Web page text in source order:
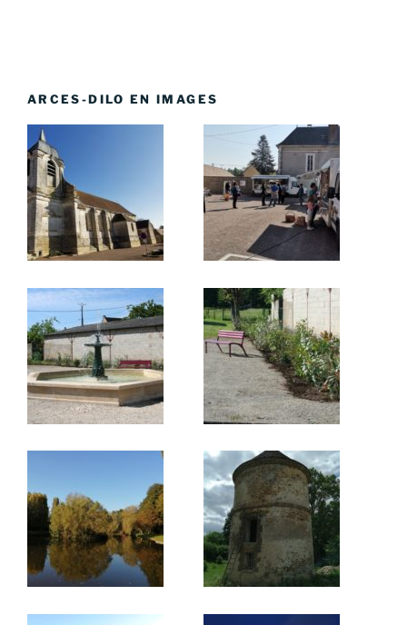
ARCES-DILO EN IMAGES